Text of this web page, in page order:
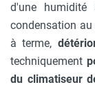
d'une humidité
condensation
à terme,
techniquement
du climatiseur